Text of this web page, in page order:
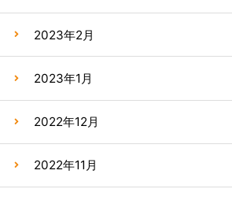
2023年2月
2023年1月
2022年12月
2022年11月